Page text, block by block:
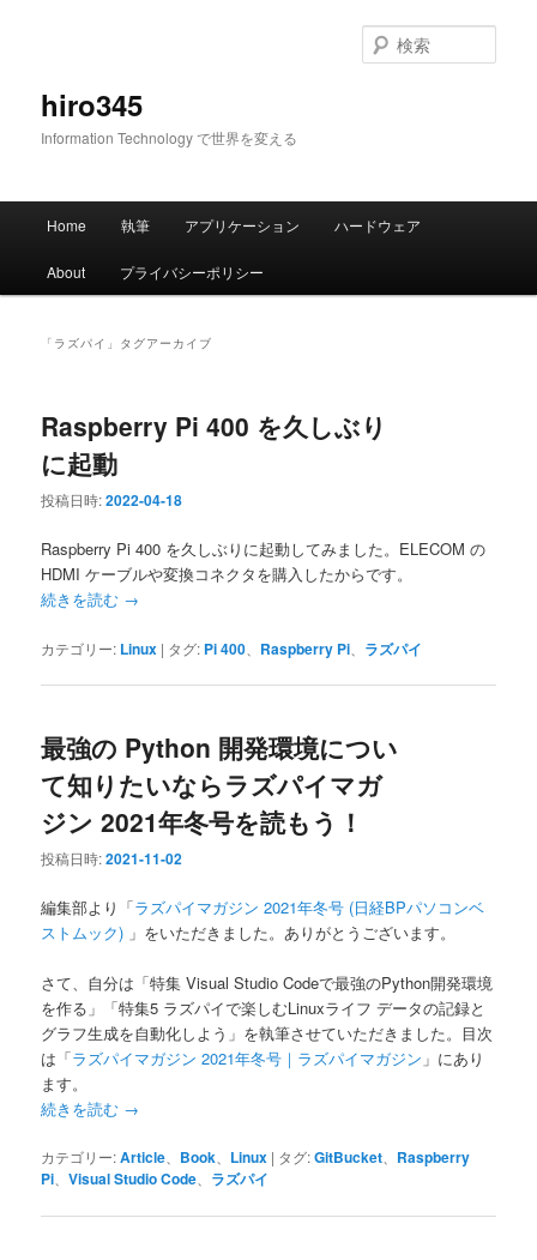
hiro345
Information Technology で世界を変える
索
メ
Home 執筆 アプリケーション ハードウェア
About プライバシーポリシー
「 ラズパイ 」タグアーカイブ
Raspberry Pi 400 を久しぶり
に起動
投稿日時:2022-04-18
Raspberry Pi 400 を久しぶりに起動してみました。ELECOM の
HDMI ケーブルや変換コネクタを購入したからです。
続きを読む →
カテゴリー: Linux | タグ: Pi 400 Raspberry Pi ラズパイ
最強の Python 開発環境につい
て知りたいならラズパイマガ
ジン 2021年冬号を読もう！
投稿日時:2021-11-02
編集部より「ラズパイマガジン 2021年冬号 (日経BPパソコンベ
ストムック) 」をいただきました。ありがとうございます。
さて、自分は「特集 Visual Studio Codeで最強のPython開発環境
を作る」「特集5 ラズパイで楽しむLinuxライフ データの記録と
グラフ生成を自動化しよう」を執筆させていただきました。目次
は「ラズパイマガジン 2021年冬号｜ラズパイマガジン 」にあり
ます。
続きを読む →
カテゴリー:Article、 Book、 Linux | タグ:GitBucket、 Raspberry
Pi、Visual Studio Code、 ラズパイ